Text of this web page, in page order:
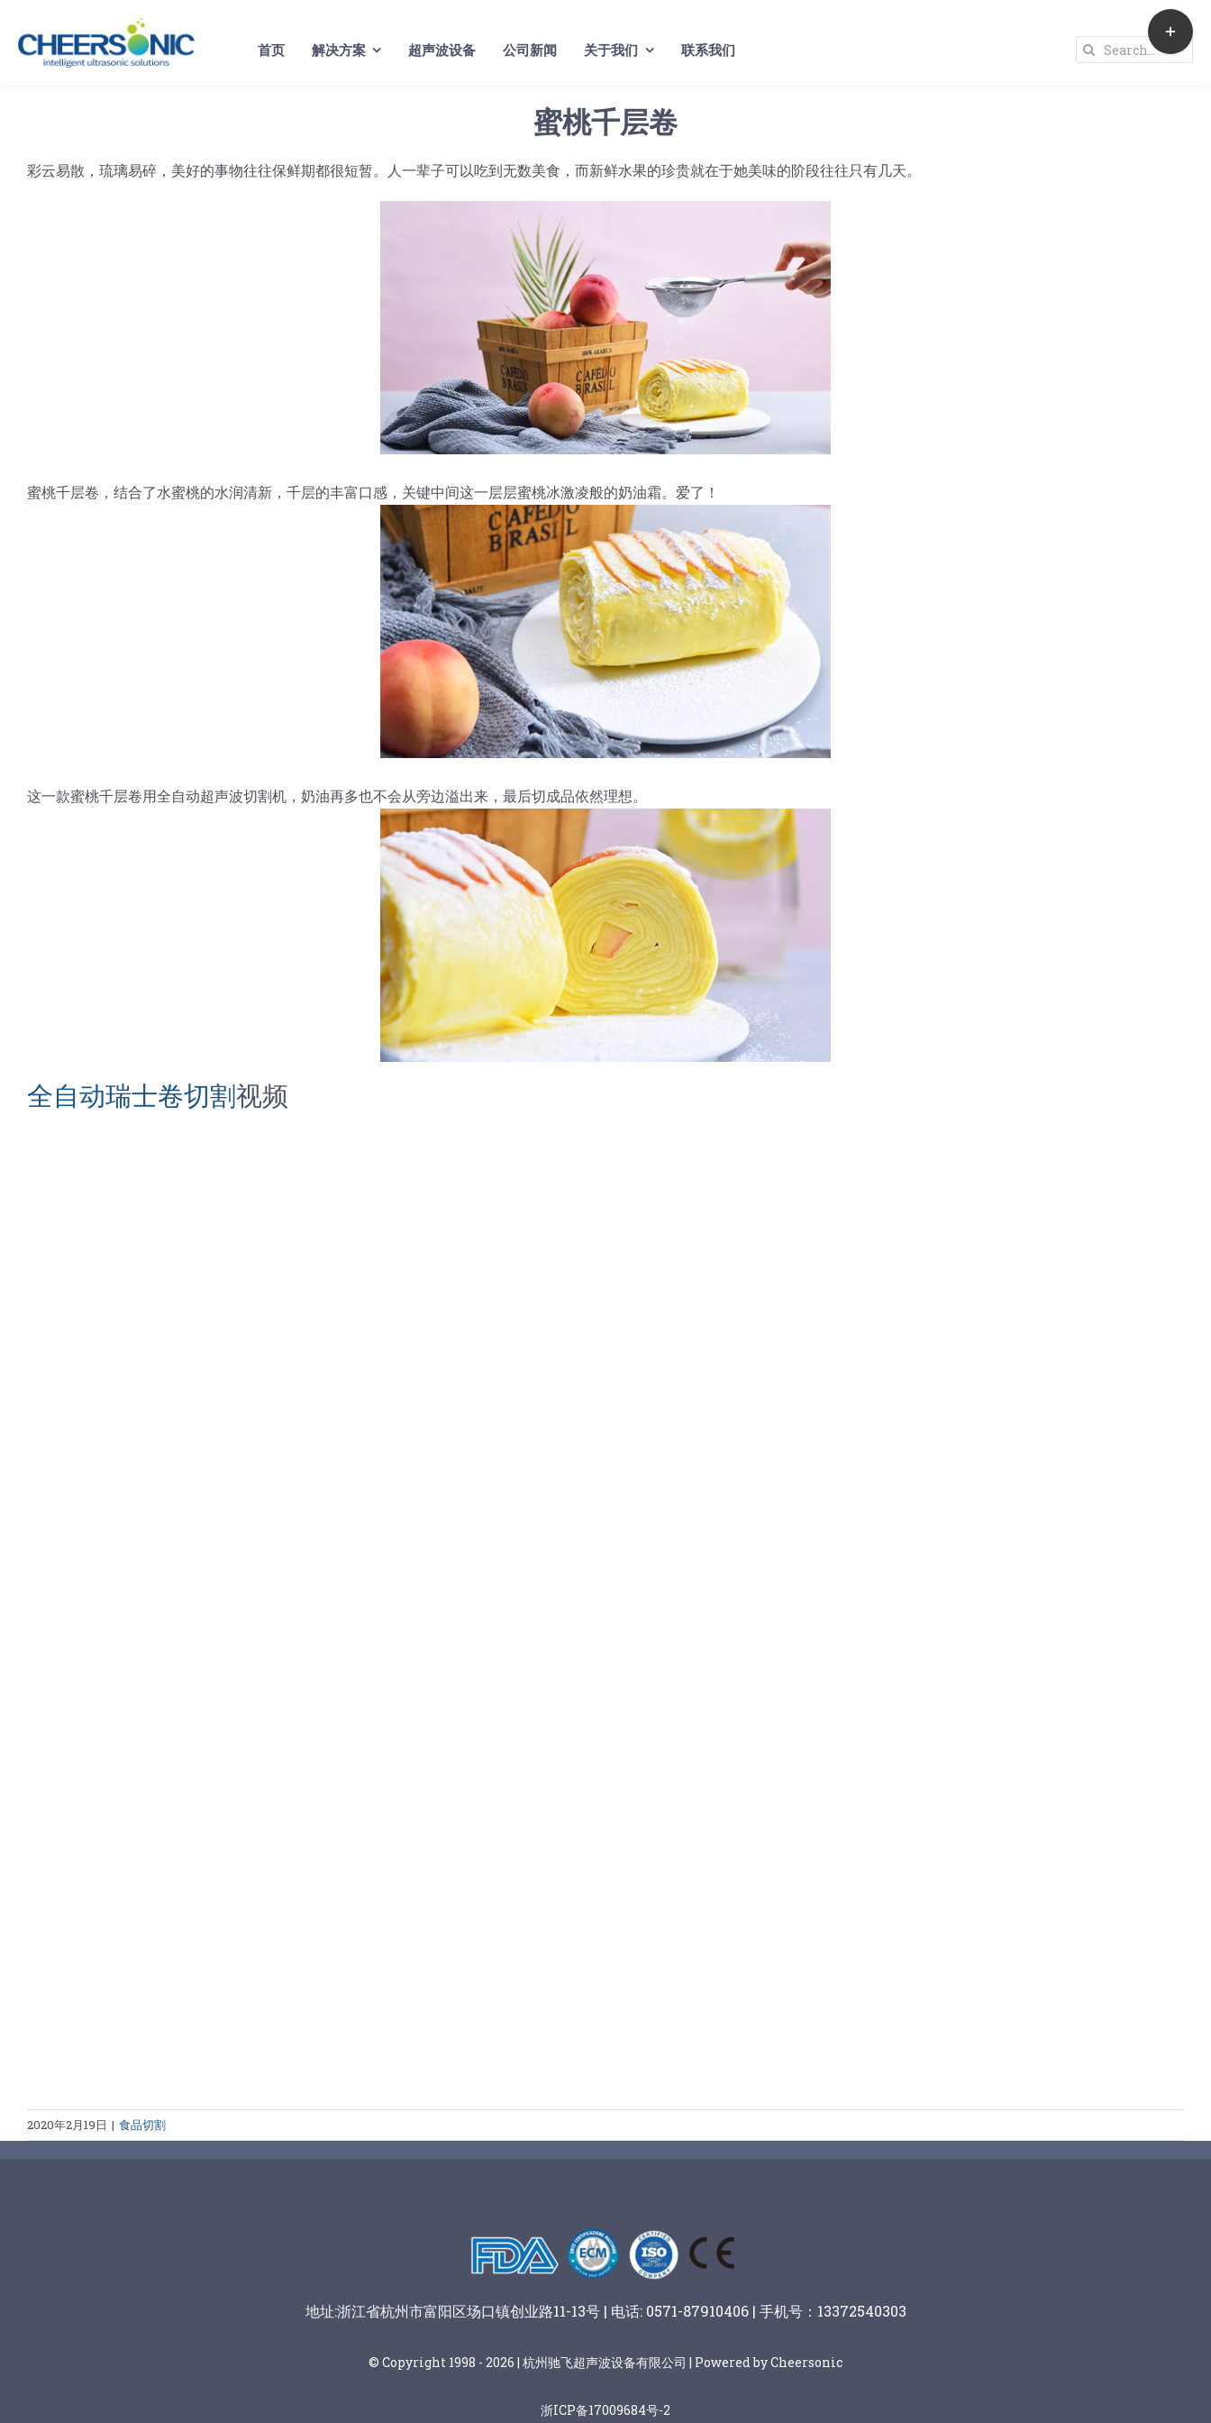
content
首页 解决方案 超声波设备 公司新闻 关于我们 联系我们
Search
蜜桃千层卷
彩云易散，琉璃易碎，美好的事物往往保鲜期都很短暂。人一辈子可以吃到无数美食，而新鲜水果的珍贵就在于她美味的阶段往往只有几天。
蜜桃千层卷，结合了水蜜桃的水润清新，千层的丰富口感，关键中间这一层层蜜桃冰激凌般的奶油霜。爱了！
这一款蜜桃千层卷用全自动超声波切割机，奶油再多也不会从旁边溢出来，最后切成品依然理想。
全自动瑞士卷切割视频
2020年2月19日 | 食品切割
地址:浙江省杭州市富阳区场口镇创业路11-13号 | 电话: 0571-87910406 | 手机号：13372540303
© Copyright 1998 - 2026 | 杭州驰飞超声波设备有限公司 | Powered by Cheersonic
浙ICP备17009684号-2
Toggle
Sliding